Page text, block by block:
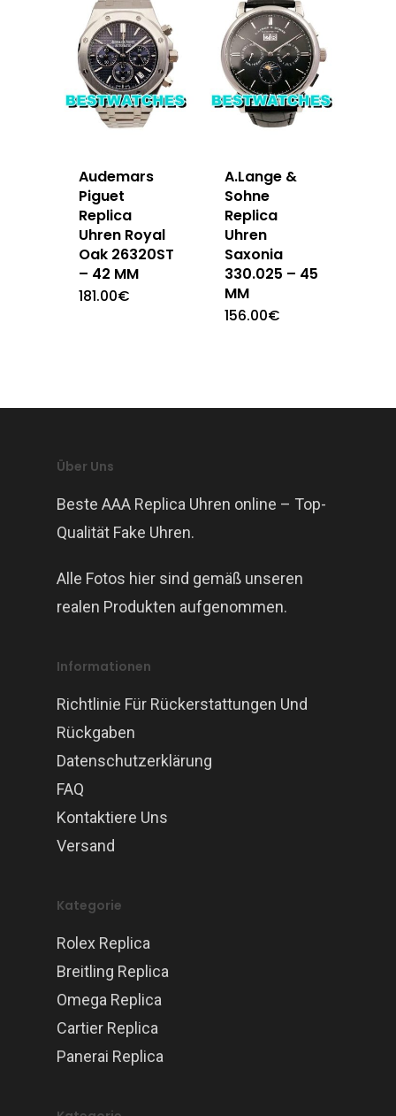
Audemars
Piguet
Replica
Uhren Royal
Oak 26320ST
– 42 MM
181.00€
A.Lange &
Sohne
Replica
Uhren
Saxonia
330.025 – 45
MM
156.00€
Über Uns
Beste AAA Replica Uhren online – Top-
Qualität Fake Uhren.
Alle Fotos hier sind gemäß unseren
realen Produkten aufgenommen.
Informationen
Richtlinie Für Rückerstattungen Und
Rückgaben
Datenschutzerklärung
FAQ
Kontaktiere Uns
Versand
Kategorie
Rolex Replica
Breitling Replica
Omega Replica
Cartier Replica
Panerai Replica